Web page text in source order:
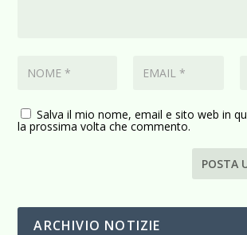
Salva il mio nome, email e sito web in
la prossima volta che commento.
ARCHIVIO NOTIZIE